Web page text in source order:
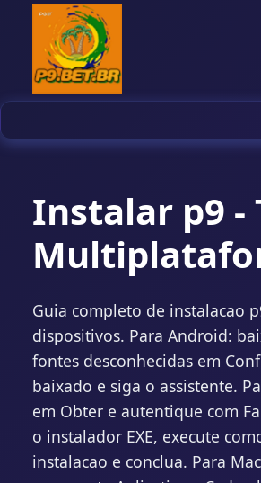
Instalar p9 -
Guia completo de instalacao
dispositivos. Para Android:
fontes desconhecidas em
baixado e siga o assistente.
em Obter e autentique com
o instalador EXE, execute
instalacao e conclua. Para